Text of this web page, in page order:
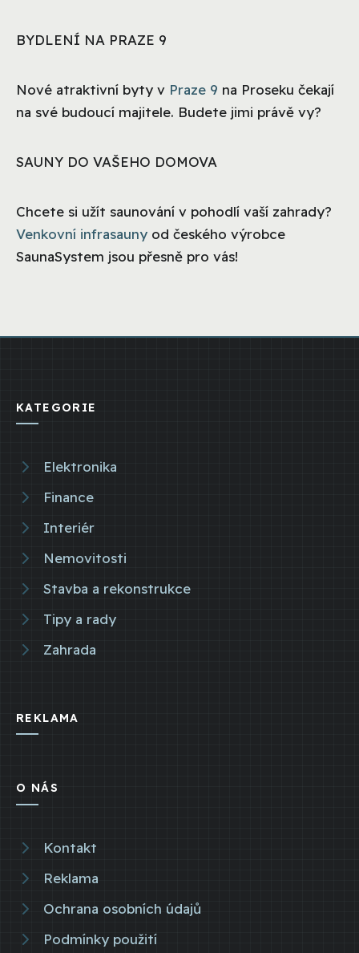
BYDLENÍ NA PRAZE 9
Nové atraktivní byty v Praze 9 na Proseku čekají
na své budoucí majitele. Budete jimi právě vy?
SAUNY DO VAŠEHO DOMOVA
Chcete si užít saunování v pohodlí vaší zahrady?
Venkovní infrasauny od českého výrobce
SaunaSystem jsou přesně pro vás!
KATEGORIE
Elektronika
Finance
Interiér
Nemovitosti
Stavba a rekonstrukce
Tipy a rady
Zahrada
REKLAMA
O NÁS
Kontakt
Reklama
Ochrana osobních údajů
Podmínky použití